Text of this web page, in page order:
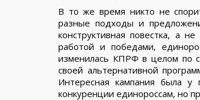
В то же время никто не
разные подходы и
конструктивная повестка, а
работой и победами,
изменилась КПРФ в целом по
своей альтернативной
Интересная кампания была
конкуренции единороссам, но